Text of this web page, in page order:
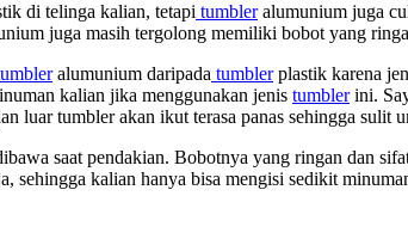
di telinga kalian, tetapi tumbleralumunium juga
juga masih tergolong memiliki bobot yang
alumunium daripada tumblerplastik karena
kalian jika menggunakan jenis tumblerini.
luar tumbler akan ikut terasa panas sehingga sulit
saat pendakian. Bobotnya yang ringan dan
sehingga kalian hanya bisa mengisi sedikit